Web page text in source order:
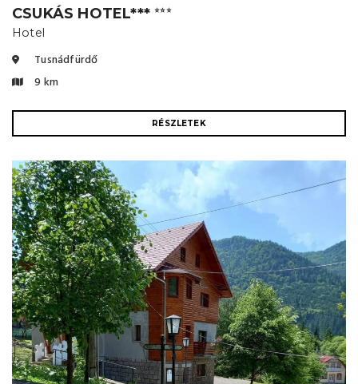
CSUKÁS HOTEL***⭐⭐⭐
Hotel
Tusnádfürdő
9 km
RÉSZLETEK